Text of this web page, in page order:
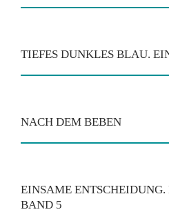
TIEFES DUNKLES BLAU.
NACH DEM BEBEN
EINSAME ENTSCHEIDUNG.
BAND 5